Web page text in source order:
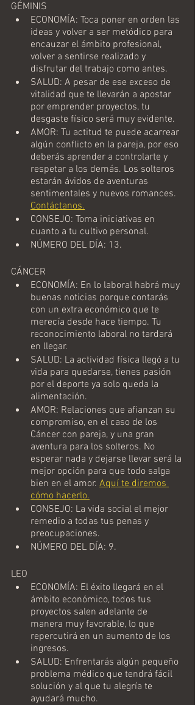
GÉMINIS
ECONOMÍA: Toca poner en orden las
ideas y volver a ser metódico para
encauzar el ámbito profesional,
volver a sentirse realizado y
disfrutar del trabajo como antes.
SALUD: A pesar de ese exceso de
vitalidad que te llevarán a apostar
por emprender proyectos, tu
desgaste físico será muy evidente.
AMOR: Tu actitud te puede acarrear
algún conflicto en la pareja, por eso
deberás aprender a controlarte y
respetar a los demás. Los solteros
estarán ávidos de aventuras
sentimentales y nuevos romances.
Contáctanos.
CONSEJO: Toma iniciativas en
cuanto a tu cultivo personal.
NÚMERO DEL DÍA: 13.
CÁNCER
ECONOMÍA: En lo laboral habrá muy
buenas noticias porque contarás
con un extra económico que te
merecía desde hace tiempo. Tu
reconocimiento laboral no tardará
en llegar.
SALUD: La actividad física llegó a tu
vida para quedarse, tienes pasión
por el deporte ya solo queda la
alimentación.
AMOR: Relaciones que afianzan su
compromiso, en el caso de los
Cáncer con pareja, y una gran
aventura para los solteros. No
esperar nada y dejarse llevar será la
mejor opción para que todo salga
bien en el amor. Aquí te diremos
cómo hacerlo.
CONSEJO: La vida social el mejor
remedio a todas tus penas y
preocupaciones.
NÚMERO DEL DÍA: 9.
LEO
ECONOMÍA: El éxito llegará en el
ámbito económico, todos tus
proyectos salen adelante de
manera muy favorable, lo que
repercutirá en un aumento de los
ingresos.
SALUD: Enfrentarás algún pequeño
problema médico que tendrá fácil
solución y al que tu alegría te
ayudará mucho.